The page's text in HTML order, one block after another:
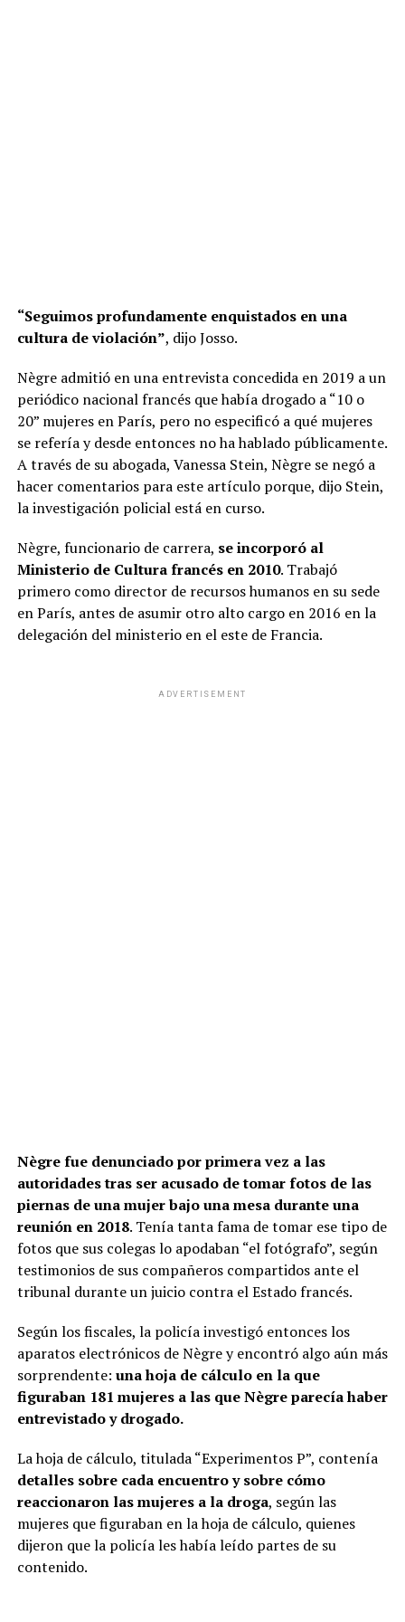
“Seguimos profundamente enquistados en una
cultura de violación”, dijo Josso.
Nègre admitió en una entrevista concedida en 2019 a un
periódico nacional francés que había drogado a “10 o
20” mujeres en París, pero no especificó a qué mujeres
se refería y desde entonces no ha hablado públicamente.
A través de su abogada, Vanessa Stein, Nègre se negó a
hacer comentarios para este artículo porque, dijo Stein,
la investigación policial está en curso.
Nègre, funcionario de carrera, se incorporó al
Ministerio de Cultura francés en 2010. Trabajó
primero como director de recursos humanos en su sede
en París, antes de asumir otro alto cargo en 2016 en la
delegación del ministerio en el este de Francia.
ADVERTISEMENT
Nègre fue denunciado por primera vez a las
autoridades tras ser acusado de tomar fotos de las
piernas de una mujer bajo una mesa durante una
reunión en 2018. Tenía tanta fama de tomar ese tipo de
fotos que sus colegas lo apodaban “el fotógrafo”, según
testimonios de sus compañeros compartidos ante el
tribunal durante un juicio contra el Estado francés.
Según los fiscales, la policía investigó entonces los
aparatos electrónicos de Nègre y encontró algo aún más
sorprendente: una hoja de cálculo en la que
figuraban 181 mujeres a las que Nègre parecía haber
entrevistado y drogado.
La hoja de cálculo, titulada “Experimentos P”, contenía
detalles sobre cada encuentro y sobre cómo
reaccionaron las mujeres a la droga, según las
mujeres que figuraban en la hoja de cálculo, quienes
dijeron que la policía les había leído partes de su
contenido.